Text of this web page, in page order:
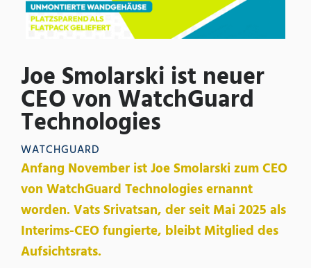
Joe Smolarski ist neuer
CEO von WatchGuard
Technologies
WATCHGUARD
Anfang November ist Joe Smolarski zum CEO
von WatchGuard Technologies ernannt
worden. Vats Srivatsan, der seit Mai 2025 als
Interims-CEO fungierte, bleibt Mitglied des
Aufsichtsrats.